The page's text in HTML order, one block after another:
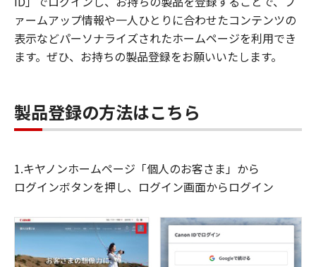
ァームアップ情報や一人ひとりに合わせたコンテンツの
表示などパーソナライズされたホームページを利用でき
ます。ぜひ、お持ちの製品登録をお願いいたします。
製品登録の方法はこちら
1.キヤノンホームページ「個人のお客さま」から
ログインボタンを押し、ログイン画面からログイン